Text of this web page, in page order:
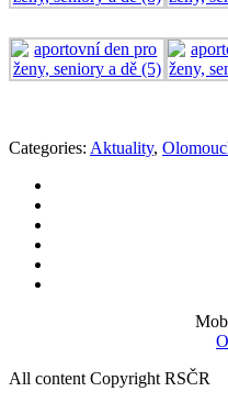
Categories: Aktuality,
All content Copyright RSČR